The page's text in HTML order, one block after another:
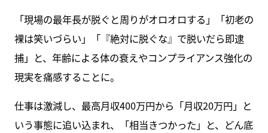
「現場の最年長が脱ぐと周りがオロオロする」「初老の
裸は笑いづらい」「『絶対に脱ぐな』で脱いだら即逮
捕」と、年齢による体の衰えやコンプライアンス強化の
現実を痛感することに。
仕事は激減し、最高月収400万円から「月収20万円」と
いう事態に追い込まれ、「相当きつかった」と、どん底